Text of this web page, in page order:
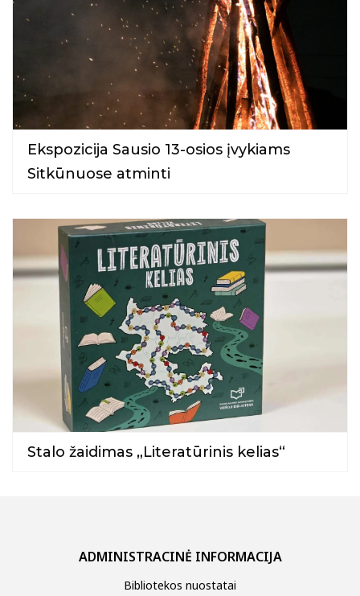
Ekspozicija Sausio 13-osios įvykiams
Sitkūnuose atminti
Stalo žaidimas „Literatūrinis kelias“
ADMINISTRACINĖ INFORMACIJA
Bibliotekos nuostatai